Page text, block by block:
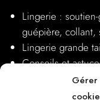
Gérer
Lingerie :
guépière,
Lingerie grande
Conseils et
Nos boutiques